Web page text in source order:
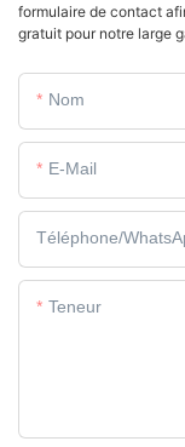
formulaire de contact
gratuit pour notre large
Nom
E-Mail
Téléphone/
Teneur